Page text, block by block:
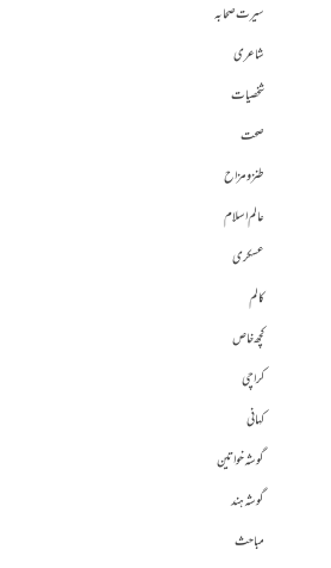
سیرت صحابہ
شاعری
شخصیات
صحت
طنز و مزاح
عالم اسلام
عسکری
کالم
کچھ خاص
کراچی
کہانی
گوشہ خواتین
گوشہ ہند
مباحث